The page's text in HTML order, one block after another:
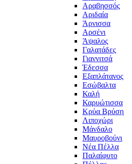
Αραβησσός
Αριδαία
Άρνισσα
Αρσένι
Άψαλος
Γαλατάδες
Γιαννιτσά
Έδεσσα
Εξαπλάτανος
Εσώβαλτα
Καλή
Καρυώτισσα
Κρύα Βρύση
Λιποχώρι
Μάνδαλο
Μαυροβούνι
Νέα Πέλλα
Παλαίφυτο